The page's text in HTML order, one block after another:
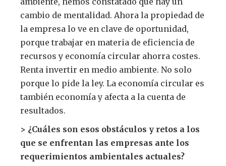
cambio de mentalidad. Ahora la propiedad de
la empresa lo ve en clave de oportunidad,
porque trabajar en materia de eficiencia de
recursos y economía circular ahorra costes.
Renta invertir en medio ambiente. No solo
porque lo pide la ley. La economía circular es
también economía y afecta a la cuenta de
resultados.
> ¿Cuáles son esos obstáculos y retos a los
que se enfrentan las empresas ante los
requerimientos ambientales actuales?